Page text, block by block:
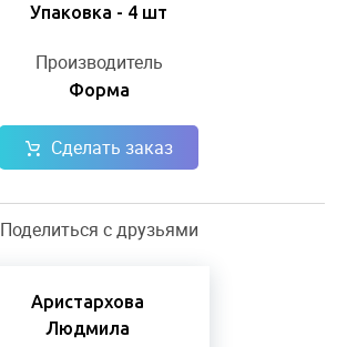
Упаковка - 4 шт
Производитель
Форма
Сделать заказ
Поделиться с друзьями
Аристархова
Людмила